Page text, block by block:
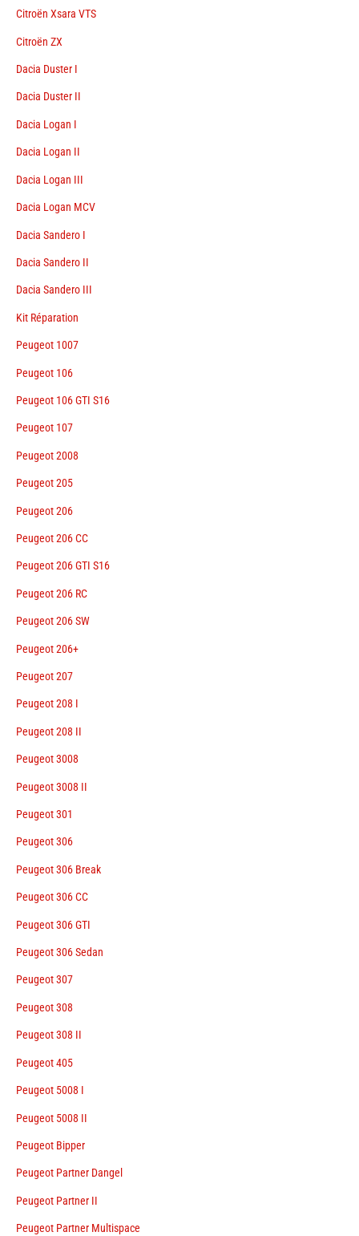
Citroën Xsara VTS
Citroën ZX
Dacia Duster I
Dacia Duster II
Dacia Logan I
Dacia Logan II
Dacia Logan III
Dacia Logan MCV
Dacia Sandero I
Dacia Sandero II
Dacia Sandero III
Kit Réparation
Peugeot 1007
Peugeot 106
Peugeot 106 GTI S16
Peugeot 107
Peugeot 2008
Peugeot 205
Peugeot 206
Peugeot 206 CC
Peugeot 206 GTI S16
Peugeot 206 RC
Peugeot 206 SW
Peugeot 206+
Peugeot 207
Peugeot 208 I
Peugeot 208 II
Peugeot 3008
Peugeot 3008 II
Peugeot 301
Peugeot 306
Peugeot 306 Break
Peugeot 306 CC
Peugeot 306 GTI
Peugeot 306 Sedan
Peugeot 307
Peugeot 308
Peugeot 308 II
Peugeot 405
Peugeot 5008 I
Peugeot 5008 II
Peugeot Bipper
Peugeot Partner Dangel
Peugeot Partner II
Peugeot Partner Multispace